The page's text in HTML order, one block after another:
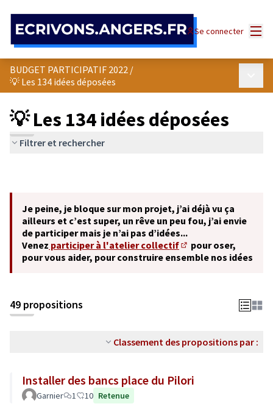
Se connecter
BUDGET PARTICIPATIF 2022 /
💡 Les 134 idées déposées
💡 Les 134 idées déposées
Filtrer et rechercher
Je peine, je bloque sur mon projet, j’ai déjà vu ça
ailleurs et c’est super, un rêve un peu fou, j’ai envie
de participer mais je n’ai pas d’idées...
Venez participer à l'atelier collectif
(S'ouvre dans un
pour oser,
pour vous aider, pour construire ensemble nos idées
49 propositions
Classement des propositions par :
Installer des bancs place du Pilori
Garnier 1 10 Retenue